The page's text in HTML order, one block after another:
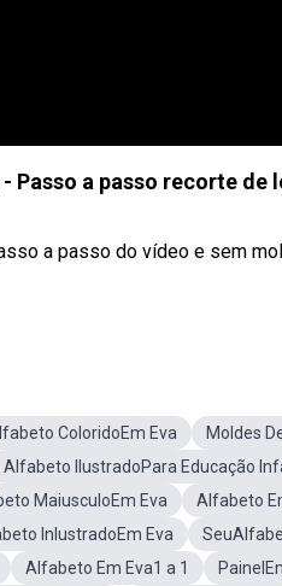
Passo a passo recorte de
a passo do vídeo e sem
ColoridoEm Eva
Moldes
Alfabeto IlustradoPara Educação
MaiusculoEm Eva
Alfabeto
InlustradoEm Eva
Alfabeto Em Eva1 a 1